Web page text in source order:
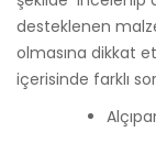
desteklenen
olmasına dikkat
içerisinde farklı